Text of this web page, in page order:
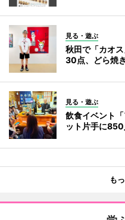
見る・遊ぶ
秋田で「カオ
30点、どら焼
見る・遊ぶ
飲食イベント
ット片手に
も